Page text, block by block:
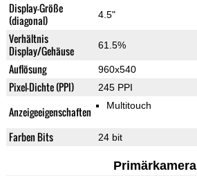
Display-Größe
(diagonal)
4.5"
Verhältnis
Display/Gehäuse
61.5%
Auflösung 960x540
Pixel-Dichte (PPI) 245 PPI
Anzeigeeigenschaften Multitouch
Farben Bits 24 bit
Primärkamera